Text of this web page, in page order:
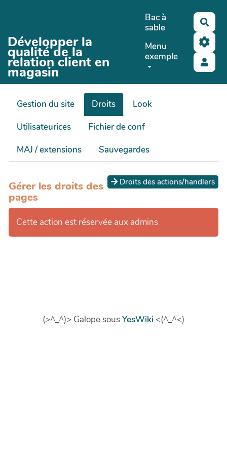
Développer la
qualité de la
relation client en
magasin
Bac à
sable
Menu
exemple
Gestion du site Droits
Look
Utilisateurices
Fichier de conf
MAJ / extensions
Sauvegardes
Droits des actions/handlers
Gérer les droits des
pages
Cette action est réservée aux admins
(>^_^)> Galope sousYesWiki <(^_^<)